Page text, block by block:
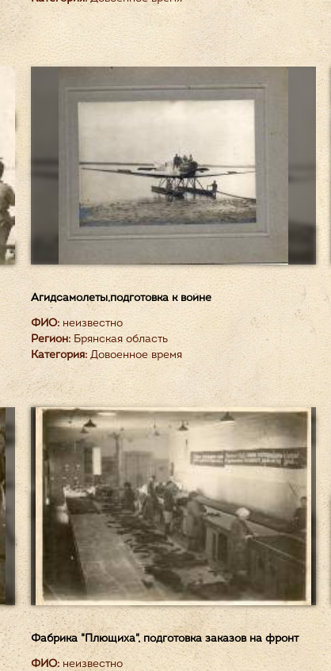
Агидсамолеты,подготовка к войне
ФИО:неизвестно
Регион:Брянская область
Категория:Довоенное время
Фабрика "Плющиха", подготовка заказов на фронт
ФИО:неизвестно